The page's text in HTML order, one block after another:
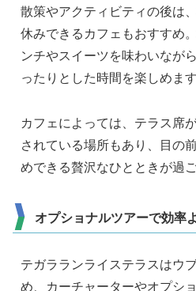
散策やアクティビティの後は
休みできるカフェもおすすめ
ンチやスイーツを味わいなが
ったりとした時間を楽しめます
カフェによっては、テラス席
されている場所もあり、目の
めできる贅沢なひとときが過ご
オプショナルツアーで効率
テガラランライステラスはウ
め、カーチャーターやオプシ